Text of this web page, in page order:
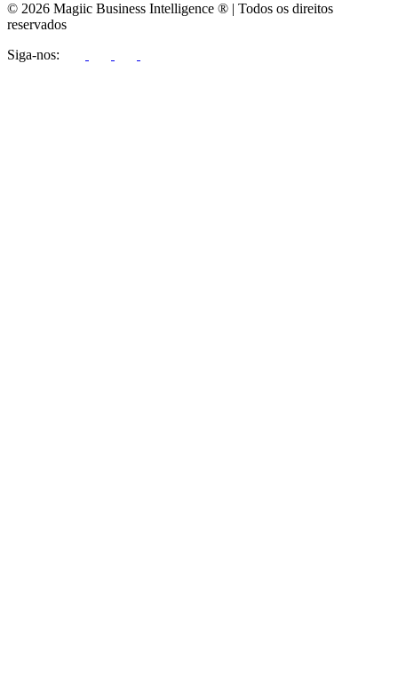
© 2026 Magiic Business Intelligence ® | Todos os direitos
reservados
Siga-nos: